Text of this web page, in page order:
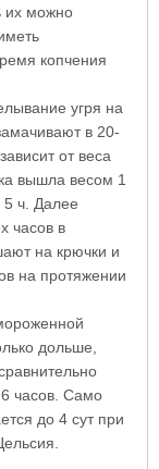
их можно
копчения
угря на
в 20-
от веса
вышла весом 1
5 ч. Далее
часов в
на крючки и
на протяжении
дольше,
часов. Само
до 4 сут при